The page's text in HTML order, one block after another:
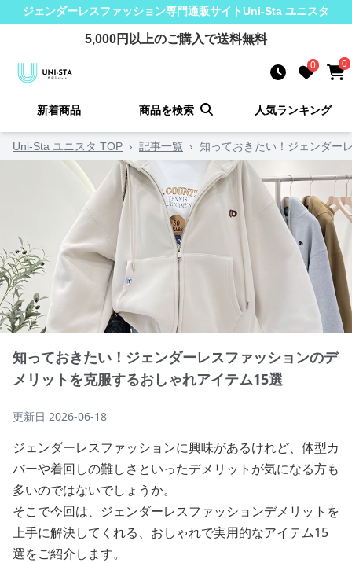
ジェンダーレスファッション専門通販サイトUni-Sta ユニスタ
5,000円以上のご購入で送料無料
0 0
新着商品 商品を検索 人気ランキング
Uni-Sta ユニスタ TOP › 記事一覧 › 知っておきたい！ジェンダー
知っておきたい！ジェンダーレスファッションのデ
メリットを克服するおしゃれアイテム15選
更新日 2026-06-18
ジェンダーレスファッションに興味があるけれど、体型カ
バーや着回しの難しさといったデメリットが気になる方も
多いのではないでしょうか。
そこで今回は、ジェンダーレスファッションデメリットを
上手に解決してくれる、おしゃれで実用的なアイテム15
選をご紹介します。